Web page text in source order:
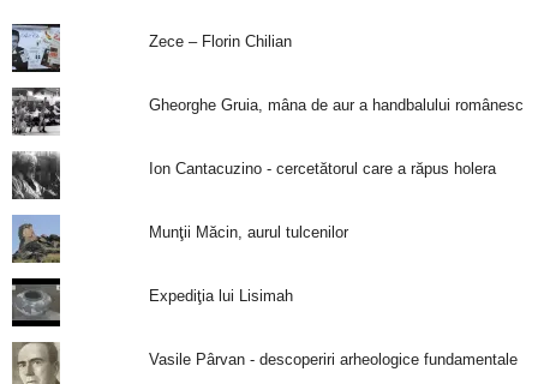
Zece – Florin Chilian
Gheorghe Gruia, mâna de aur a handbalului românesc
Ion Cantacuzino - cercetătorul care a răpus holera
Munţii Măcin, aurul tulcenilor
Expediţia lui Lisimah
Vasile Pârvan - descoperiri arheologice fundamentale